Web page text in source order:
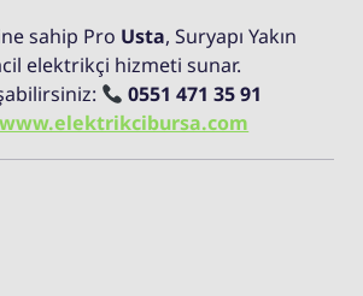
sahip Pro Usta, Suryapı Yakın
elektrikçi hizmeti sunar.
0551 471 35 91
www.elektrikcibursa.com